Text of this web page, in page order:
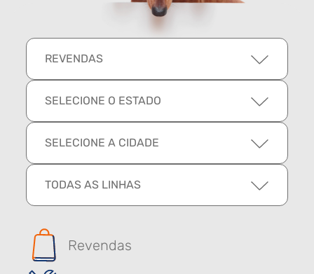
REVENDAS
SELECIONE O ESTADO
SELECIONE A CIDADE
TODAS AS LINHAS
Revendas